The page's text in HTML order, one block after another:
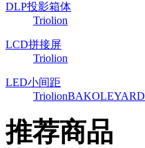
DLP投影箱体
Triolion
LCD拼接屏
Triolion
LED小间距
TriolionBAKOLEYARD
推荐商品